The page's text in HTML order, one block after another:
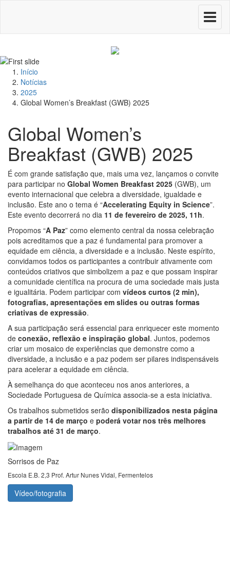
Toggle
Início
Notícias
2025
Global Women’s Breakfast (GWB) 2025
Global Women’s
Breakfast (GWB) 2025
É com grande satisfação que, mais uma vez, lançamos o convite
para participar no Global Women Breakfast 2025 (GWB), um
evento internacional que celebra a diversidade, igualdade e
inclusão. Este ano o tema é “Accelerating Equity in Science”.
Este evento decorrerá no dia 11 de fevereiro de 2025, 11h.
Propomos “A Paz” como elemento central da nossa celebração
pois acreditamos que a paz é fundamental para promover a
equidade em ciência, a diversidade e a inclusão. Neste espírito,
convidamos todos os participantes a contribuir ativamente com
conteúdos criativos que simbolizem a paz e que possam inspirar
a comunidade científica na procura de uma sociedade mais justa
e igualitária. Podem participar com vídeos curtos (2 min),
fotografias, apresentações em slides ou outras formas
criativas de expressão.
A sua participação será essencial para enriquecer este momento
de conexão, reflexão e inspiração global. Juntos, podemos
criar um mosaico de experiências que demonstre como a
diversidade, a inclusão e a paz podem ser pilares indispensáveis
para acelerar a equidade em ciência.
À semelhança do que aconteceu nos anos anteriores, a
Sociedade Portuguesa de Química associa-se a esta iniciativa.
Os trabalhos submetidos serão disponibilizados nesta página
a partir de 14 de março e poderá votar nos três melhores
trabalhos até 31 de março.
Sorrisos de Paz
Escola E.B. 2,3 Prof. Artur Nunes Vidal, Fermentelos
Vídeo/fotografia